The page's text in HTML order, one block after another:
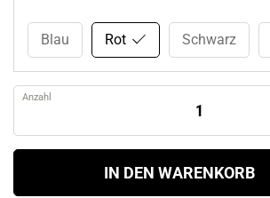
Blau Rot Schwarz
Anzahl
IN DEN WARENKORB